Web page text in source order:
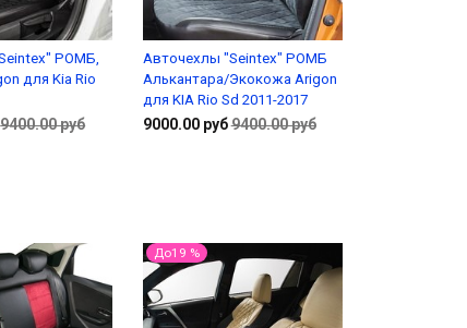
РОМБ,
для Kia Rio
9400.00 руб
Авточехлы "Seintex" РОМБ
Алькантара/Экокожа Arigon
для KIA Rio Sd 2011-2017
9000.00 руб9400.00 руб
До19 %